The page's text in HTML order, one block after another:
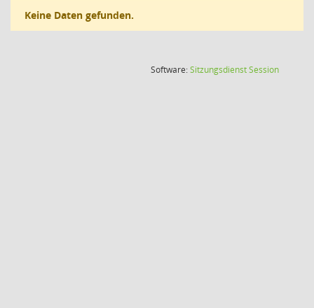
Keine Daten gefunden.
Software:SitzungsdienstSession(Wird in